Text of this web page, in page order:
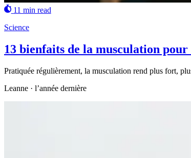
11 min read
Science
13 bienfaits de la musculation pour
Pratiquée régulièrement, la musculation rend plus fort,
Leanne · l’année dernière